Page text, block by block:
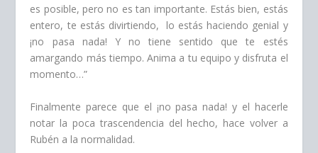
es posible, pero no es tan importante. Estás bien, estás
entero, te estás divirtiendo, lo estás haciendo genial y
¡no pasa nada! Y no tiene sentido que te estés
amargando más tiempo. Anima a tu equipo y disfruta el
momento…”
Finalmente parece que el ¡no pasa nada! y el hacerle
notar la poca trascendencia del hecho, hace volver a
Rubén a la normalidad.